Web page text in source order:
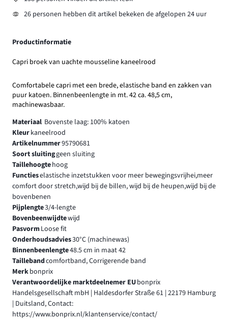
26 personen hebben dit artikel bekeken de afgelopen 24 uur
Productinformatie
Capri broek van uachte mousseline kaneelrood
Comfortabele capri met een brede, elastische band en zakken van
puur katoen. Binnenbeenlengte in mt. 42 ca. 48,5 cm,
machinewasbaar.
Materiaal Bovenste laag: 100% katoen
Kleurkaneelrood
Artikelnummer95790681
Soort sluitinggeen sluiting
Taillehoogtehoog
Functieselastische inzetstukken voor meer bewegingsvrijhei,meer
comfort door stretch,wijd bij de billen, wijd bij de heupen,wijd bij de
bovenbenen
Pijplengte3/4-lengte
Bovenbeenwijdtewijd
PasvormLoose fit
Onderhoudsadvies30°C (machinewas)
Binnenbeenlengte48.5 cm in maat 42
Taillebandcomfortband, Corrigerende band
Merkbonprix
Verantwoordelijke marktdeelnemer EUbonprix
Handelsgesellschaft mbH | Haldesdorfer Straße 61 | 22179 Hamburg
| Duitsland, Contact:
https://www.bonprix.nl/klantenservice/contact/